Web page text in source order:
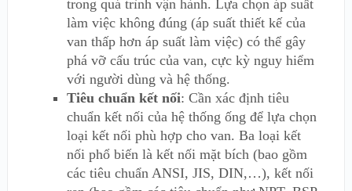
trong quá trình vận hành. Lựa chọn áp suất
làm việc không đúng (áp suất thiết kế của
van thấp hơn áp suất làm việc) có thể gây
phá vỡ cấu trúc của van, cực kỳ nguy hiểm
với người dùng và hệ thống.
Tiêu chuẩn kết nối: Cần xác định tiêu
chuẩn kết nối của hệ thống ống để lựa chọn
loại kết nối phù hợp cho van. Ba loại kết
nối phổ biến là kết nối mặt bích (bao gồm
các tiêu chuẩn ANSI, JIS, DIN,…), kết nối